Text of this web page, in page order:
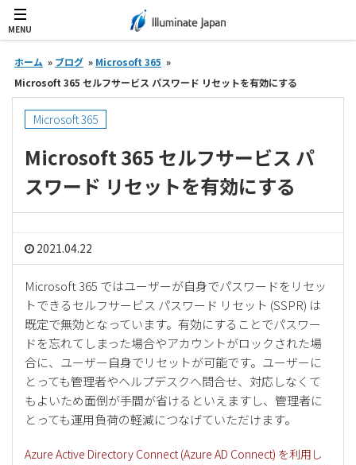
MENU
ホーム » ブログ » Microsoft 365 »
Microsoft 365 セルフサービス パスワード リセットを有効にする
Microsoft 365
Microsoft 365 セルフサービス パ
スワード リセットを有効にする
2021.04.22
Microsoft 365 ではユーザーが自身でパスワードをリセッ
トできるセルフサービス パスワード リセット (SSPR) は
既定で無効となっています。有効にすることでパスワー
ドを忘れてしまった場合やアカウントがロックされた場
合に、ユーザー自身でリセットが可能です。ユーザーに
とっても管理者やヘルプデスクへ問合せ、対応しなくて
もよいため面倒が手間が省けるといえますし、管理者に
とっても運用負荷の軽減につなげていただけます。
Azure Active Directory Connect (Azure AD Connect) を利用し